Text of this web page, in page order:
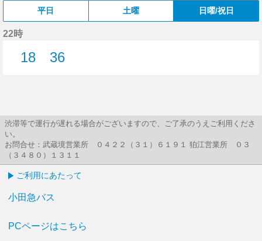
平日 土曜 日曜/祝日
22時
18
36
渋滞等で運行が遅れる場合がございますので、ご了承のうえご利用くださ
い。
お問合せ：武蔵境営業所 ０４２２（３１）６１９１ 狛江営業所 ０３
（３４８０）１３１１
ご利用にあたって
小田急バス
PCページはこちら